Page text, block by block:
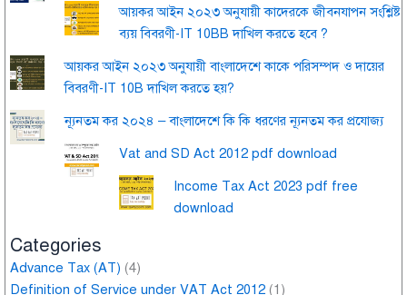
আয়কর আইন ২০২৩ অনুযায়ী কাদেরকে জীবনযাপন সংশ্লিষ্ট
ব্যয় বিবরণী-IT 10BB দাখিল করতে হবে ?
আয়কর আইন ২০২৩ অনুযায়ী বাংলাদেশে কাকে পরিসম্পদ ও দায়ের
বিবরণী-IT 10B দাখিল করতে হয়?
ন্যূনতম কর ২০২৪ – বাংলাদেশে কি কি ধরণের ন্যূনতম কর প্রযোজ্য
Vat and SD Act 2012 pdf download
Income Tax Act 2023 pdf free
download
Categories
Advance Tax (AT) (4)
Definition of Service under VAT Act 2012 (1)